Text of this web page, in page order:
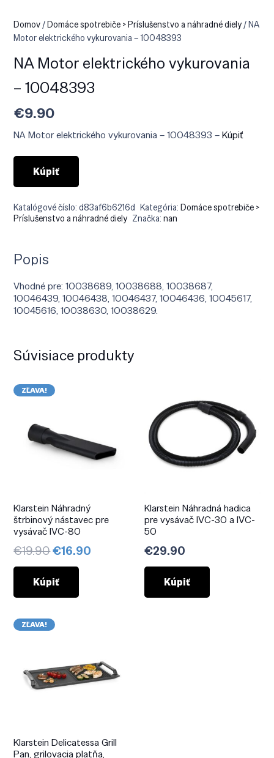
Domov/Domáce spotrebiče > Príslušenstvo a náhradné diely/ NA
Motor elektrického vykurovania – 10048393
NA Motor elektrického vykurovania
– 10048393
€9.90
NA Motor elektrického vykurovania – 10048393 –Kúpiť
Kúpiť
Katalógové číslo:d83af6b6216d Kategória:Domáce spotrebiče >
Príslušenstvo a náhradné diely Značka:nan
Popis
Vhodné pre: 10038689, 10038688, 10038687,
10046439, 10046438, 10046437, 10046436, 10045617,
10045616, 10038630, 10038629.
Súvisiace produkty
ZĽAVA!
Klarstein Náhradný
štrbinový nástavec pre
vysávač IVC-80
€19.90Pôvodná
cena
bola:
€19.90.
€16.90
Kúpiť
Klarstein Náhradná hadica
pre vysávač IVC-30 a IVC-
50
€29.90
Kúpiť
ZĽAVA!
Klarstein Delicatessa Grill
Pan, grilovacia platňa,